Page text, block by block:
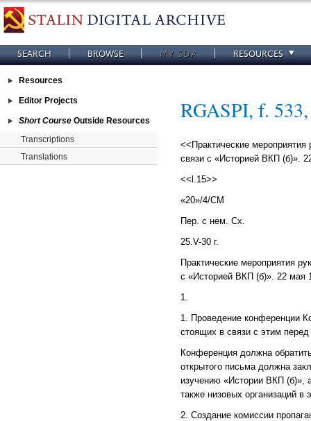
SEARCH BROWSE MY SDA RESOURCES
Resources
Editor Projects
Short Course Outside Resources
Transcriptions
Translations
RGASPI, f.
<<Практические
связи с «Историей ВКП (б)».
<<l.15>>
«20»/4/СМ
Пер. с нем. Сх.
25.V-30 г.
Практические мероприятия
с «Историей ВКП (б)». 22 мая
1.
1. Проведение конференции
стоящих в связи с этим
Конференция должна
открытого письма должна
изучению «Истории ВКП (б)»,
также низовых организаций в
2. Создание комиссии